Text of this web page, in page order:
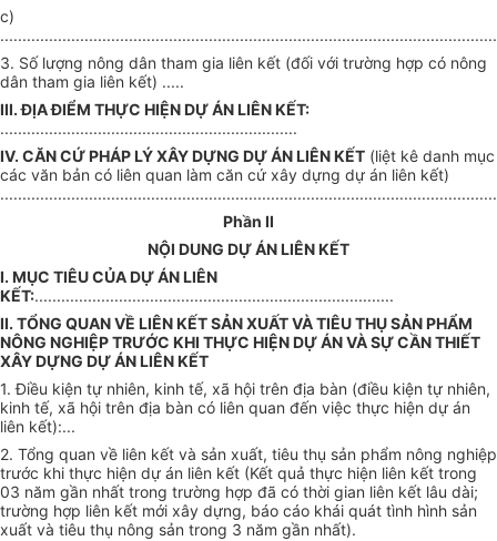
c)
3. Số lượng nông dân tham gia liên kết (đối với trường hợp có nông
dân tham gia liên kết) .....
III. ĐỊA ĐIỂM THỰC HIỆN DỰ ÁN LIÊN KẾT:
...................................................................
IV. CĂN CỨ PHÁP LÝ XÂY DỰNG DỰ ÁN LIÊN KẾT (liệt kê danh mục
các văn bản có liên quan làm căn cứ xây dựng dự án liên kết)
Phần II
NỘI DUNG DỰ ÁN LIÊN KẾT
I. MỤC TIÊU CỦA DỰ ÁN LIÊN
KẾT:.................................................................................
II. TỔNG QUAN VỀ LIÊN KẾT SẢN XUẤT VÀ TIÊU THỤ SẢN PHẨM
NÔNG NGHIỆP TRƯỚC KHI THỰC HIỆN DỰ ÁN VÀ SỰ CẦN THIẾT
XÂY DỰNG DỰ ÁN LIÊN KẾT
1. Điều kiện tự nhiên, kinh tế, xã hội trên địa bàn (điều kiện tự nhiên,
kinh tế, xã hội trên địa bàn có liên quan đến việc thực hiện dự án
liên kết):...
2. Tổng quan về liên kết và sản xuất, tiêu thụ sản phẩm nông nghiệp
trước khi thực hiện dự án liên kết (Kết quả thực hiện liên kết trong
03 năm gần nhất trong trường hợp đã có thời gian liên kết lâu dài;
trường hợp liên kết mới xây dựng, báo cáo khái quát tình hình sản
xuất và tiêu thụ nông sản trong 3 năm gần nhất).